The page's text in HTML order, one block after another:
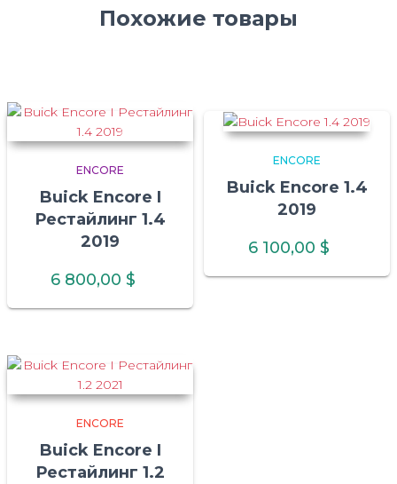
Похожие товары
ENCORE
Buick Encore I
Рестайлинг 1.4
2019
6 800,00 $
ENCORE
Buick Encore 1.4
2019
6 100,00 $
ENCORE
Buick Encore I
Рестайлинг 1.2